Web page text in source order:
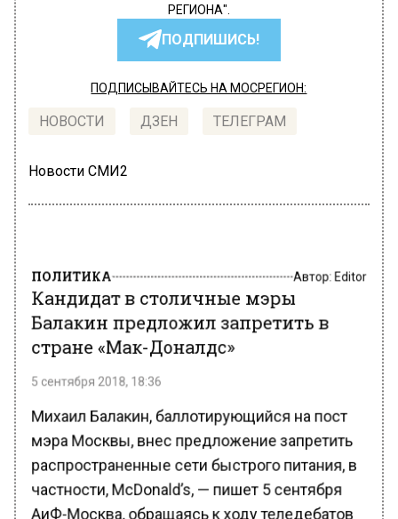
РЕГИОНА".
ПОДПИШИСЬ!
ПОДПИСЫВАЙТЕСЬ НА МОСРЕГИОН:
НОВОСТИ ДЗЕН ТЕЛЕГРАМ
Новости СМИ2
Кандидат в столичные мэры
Балакин предложил запретить в
стране «Мак-Доналдс»
Михаил Балакин, баллотирующийся на пост
мэра Москвы, внес предложение запретить
распространенные сети быстрого питания, в
частности, McDonald’s, — пишет 5 сентября
АиФ-Москва, обращаясь к ходу теледебатов